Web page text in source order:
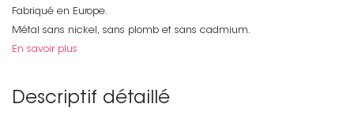
Fabriqué en Europe.
Métal sans nickel, sans plomb et sans cadmium.
En savoir plus
Descriptif détaillé